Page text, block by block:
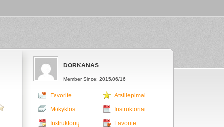
DORKANAS
Member Since: 2015/06/16
Favorite
Atsiliepimai
Mokyklos
Instruktoriai
Instruktorių
Favorite